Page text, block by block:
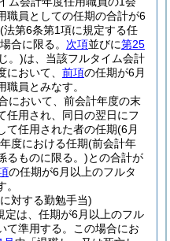
職員としての任期の合計が6
(法第6条第1項に規定する任
合に限る。 次項並びに第25
。)は、当該フルタイム会計
おいて、 前項の任期が6月
員とみなす。
において、前会計年度の末
任用され、同日の翌日にフ
て任用された者の任期(6月
度における任期(前会計年
るものに限る。)との合計が
の任期が6月以上のフルタ
対する勤勉手当)
定は、任期が6月以上のフル
準用する。
この場合にお